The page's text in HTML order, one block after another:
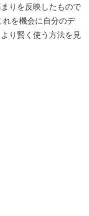
りを反映したもので
を機会に自分のデ
り賢く使う方法を見